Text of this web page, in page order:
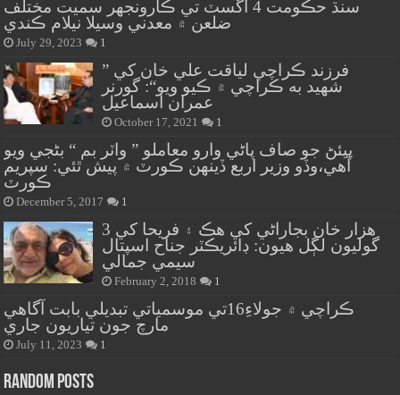
سنڌ حڪومت 4 آگسٽ تي ڪارونجهر سميت مختلف
ضلعن ۾ معدني وسيلا نيلام ڪندي
July 29, 2023 1
” فرزند ڪراچي لياقت علي خان کي
شهيد به ڪراچي ۾ ڪيو ويو“: گورنر
عمران اسماعيل
October 17, 2021 1
پيئڻ جو صاف پاڻي وارو معاملو ” واٽر بم “ بڻجي ويو
آهي،وڏو وزير اربع ڏينهن ڪورٽ ۾ پيش ٿئي: سپريم
ڪورٽ
December 5, 2017 1
هزار خان بجاراڻي کي هڪ ۽ فريحا کي 3
گوليون لڳل هيون: ڊائريڪٽر جناح اسپتال
سيمي جمالي
February 2, 2018 1
ڪراچي ۾ جولاءِ16تي موسمياتي تبديلي بابت آگاهي
مارچ جون تياريون جاري
July 11, 2023 1
Random Posts